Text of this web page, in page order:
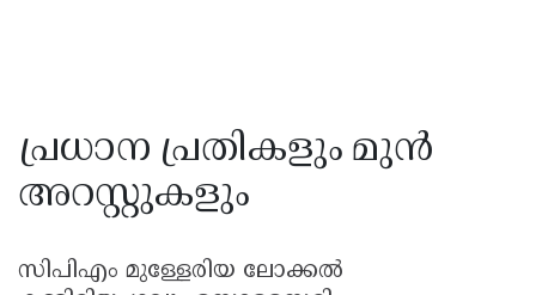
പ്രധാന പ്രതികളും മുൻ
അറസ്റ്റുകളും
സിപിഎം മുള്ളേരിയ ലോക്കൽ